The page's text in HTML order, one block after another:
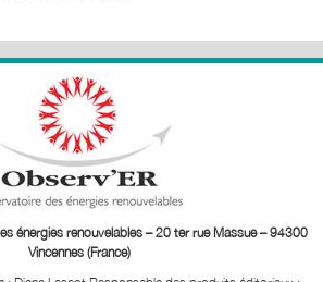
énergies renouvelables – 20 ter rue Massue – 94300
Vincennes (France)